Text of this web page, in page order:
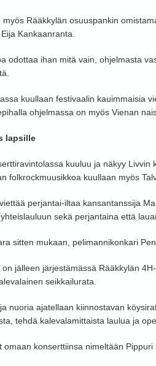
myös Rääkkylän osuuspankin
Kankaanranta.
odottaa ihan mitä vain, ohjelmasta
kuullaan festivaalin kauimmaisia
ohjelmassa on myös Vienan
lapsille
kuuluu ja näkyy Livvin
folkrockmuusikkoa kuullaan myös
perjantai-iltaa kansantanssija
sekä perjantaina että
sitten mukaan, pelimannikonkari
jälleen järjestämässä Rääkkylän
seikkailurata.
nuoria ajatellaan kiinnostavan
tehdä kalevalamittaista laulua ja
omaan konserttiinsa nimeltään Pippuri